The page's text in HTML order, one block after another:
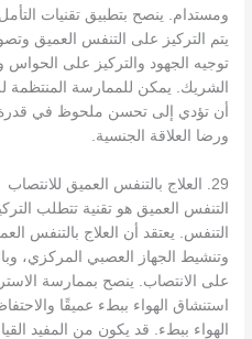
ومستدام. ينصح بتطبيق تقنيات
يتم التركيز على التنفس العميق
توجيه الجهود والتركيز على الحواس
الشريك. يمكن للممارسة المنتظمة
أن تؤدي إلى تحسن ملحوظ في قدرة
ورضا العلاقة الجنسية.
29. العلاج بالتنفس العميق للانتصاب
التنفس العميق هو تقنية تتطلب
التنفس. يعتقد أن العلاج بالتنفس
وتنشيط الجهاز العصبي المركزي،
على الانتصاب. ينصح بممارسة
استنشاق الهواء ببطء عميقًا
الهواء ببطء. قد يكون من المفيد